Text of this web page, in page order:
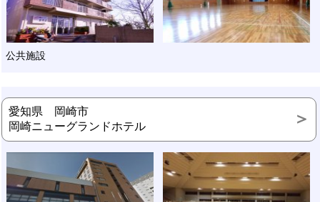
公共施設
愛知県 岡崎市
岡崎ニューグランドホテル